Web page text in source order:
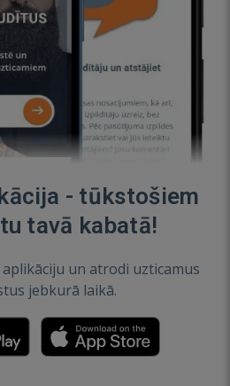
- tūkstošiem
tavā kabatā!
un atrodi uzticamus
jebkurā laikā.